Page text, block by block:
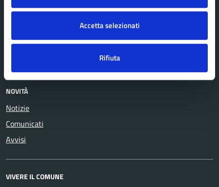
Accetta selezionati
Rifiuta
Catasto e urbanistica
Educazione e formazione
Giustizia e sicurezza pubblica
contravvenzioni
Turismo
Vita lavorativa
NOVITÀ
Notizie
Comunicati
Avvisi
VIVERE IL COMUNE